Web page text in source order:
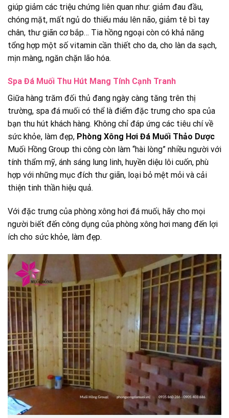
giúp giảm các triệu chứng liên quan như: giảm đau đầu,
chóng mặt, mất ngủ do thiếu máu lên não, giảm tê bì tay
chân, thư giãn cơ bắp… Tia hồng ngoại còn có khả năng
tổng hợp một số vitamin cần thiết cho da, cho làn da sạch,
mịn màng, ngăn chặn lão hóa.
Spa Đá Muối Thu Hút Mang Tính Cạnh Tranh
Giữa hàng trăm đối thủ đang ngày càng tăng trên thị
trường, spa đá muối có thể là điểm đặc trưng cho spa của
bạn thu hút khách hàng. Không chỉ đáp ứng các tiêu chí về
sức khỏe, làm đẹp, Phòng Xông Hơi Đá Muối Thảo Dược
Muối Hồng Group thi công còn làm “hài lòng” nhiều người với
tính thẩm mỹ, ánh sáng lung linh, huyền diệu lôi cuốn, phù
hợp với những mục đích thư giãn, loại bỏ mệt mỏi và cải
thiện tinh thần hiệu quả.
Với đặc trưng của phòng xông hơi đá muối, hãy cho mọi
người biết đến công dụng của phòng xông hơi mang đến lợi
ích cho sức khỏe, làm đẹp.